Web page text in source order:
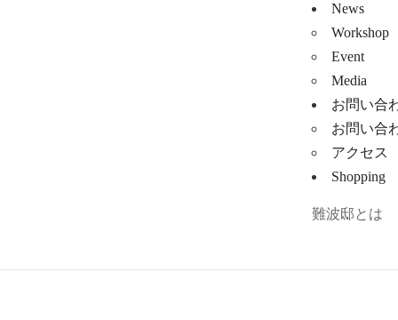
News
Workshop
Event
Media
お問い合
お問い合
アクセス
Shopping
難波邸とは